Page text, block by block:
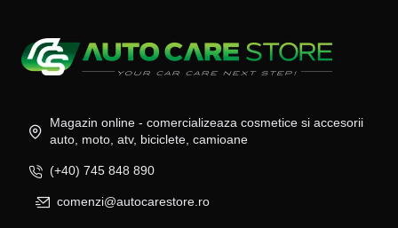
Magazin online - comercializeaza cosmetice si accesorii
auto, moto, atv, biciclete, camioane
(+40) 745 848 890
comenzi@autocarestore.ro